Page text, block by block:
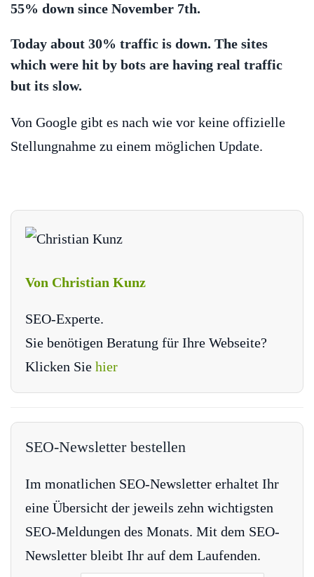
55% down since November 7th.
Today about 30% traffic is down. The sites
which were hit by bots are having real traffic
but its slow.
Von Google gibt es nach wie vor keine offizielle
Stellungnahme zu einem möglichen Update.
Von Christian Kunz
SEO-Experte.
Sie benötigen Beratung für Ihre Webseite?
Klicken Sie hier
SEO-Newsletter bestellen
Im monatlichen SEO-Newsletter erhaltet Ihr
eine Übersicht der jeweils zehn wichtigsten
SEO-Meldungen des Monats. Mit dem SEO-
Newsletter bleibt Ihr auf dem Laufenden.